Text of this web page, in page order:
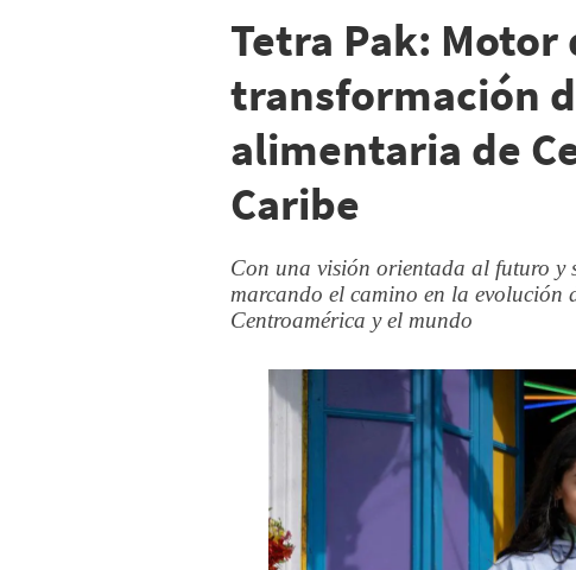
Tetra Pak: Motor
transformación
alimentaria de
Caribe
Con una visión orientada al futuro y
marcando el camino en la evolución
Centroamérica y el mundo